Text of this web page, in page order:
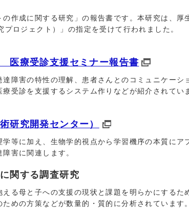
作成に関する研究」の報告書です。本研究は、厚
ロジェクト）」の指定を受けて行われました。
医療受診支援セミナー報告書
障害の特性の理解、患者さんとのコミュニケーシ
受診を支援するシステム作りなどが紹介されてい
研究開発センター）
等に加え、生物学的視点から学習機序の本質にア
害に関連します。
関する調査研究
る母と子への支援の現状と課題を明らかにするた
めの方策などが数量的・質的に分析されています。